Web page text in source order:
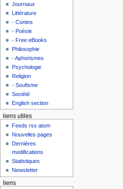
Journaux
Littérature
- Contes
- Poésie
- Free eBooks
Philosophie
- Aphorismes
Psychologie
Religion
- Soufisme
Société
English section
liens utiles
Feeds rss atom
Nouvelles pages
Dernières
modifications
Statistiques
Newsletter
liens